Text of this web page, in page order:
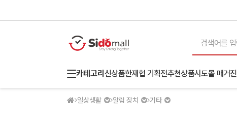
카테고리 신상품한재협 기획전추천상품시도몰 매거진
일상생활 알림 장치 기타